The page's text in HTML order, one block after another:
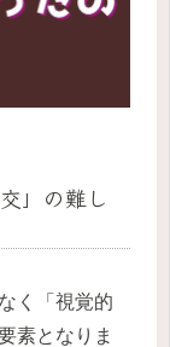
」の難し
く「視覚的
素となりま